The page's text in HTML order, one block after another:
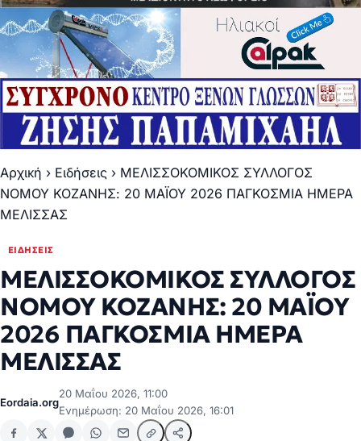
Αρχική › Ειδήσεις › ΜΕΛΙΣΣΟΚΟΜΙΚΟΣ ΣΥΛΛΟΓΟΣ
ΝΟΜΟΥ ΚΟΖΑΝΗΣ: 20 ΜΑΪΟΥ 2026 ΠΑΓΚΟΣΜΙΑ ΗΜΕΡΑ
ΜΕΛΙΣΣΑΣ
ΕΙΔΉΣΕΙΣ
ΜΕΛΙΣΣΟΚΟΜΙΚΟΣ ΣΥΛΛΟΓΟΣ
ΝΟΜΟΥ ΚΟΖΑΝΗΣ: 20 ΜΑΪΟΥ
2026 ΠΑΓΚΟΣΜΙΑ ΗΜΕΡΑ
ΜΕΛΙΣΣΑΣ
Eordaia.org
20 Μαΐου 2026, 11:00
Ενημέρωση: 20 Μαΐου 2026, 16:01